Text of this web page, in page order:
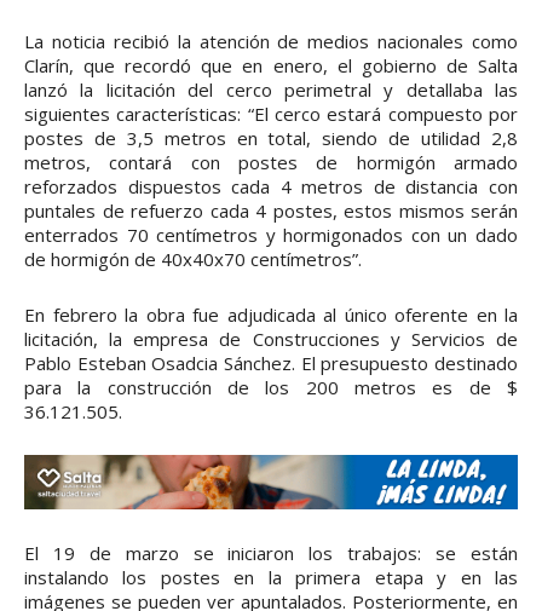
La noticia recibió la atención de medios nacionales como
Clarín, que recordó que en enero, el gobierno de Salta
lanzó la licitación del cerco perimetral y detallaba las
siguientes características: “El cerco estará compuesto por
postes de 3,5 metros en total, siendo de utilidad 2,8
metros, contará con postes de hormigón armado
reforzados dispuestos cada 4 metros de distancia con
puntales de refuerzo cada 4 postes, estos mismos serán
enterrados 70 centímetros y hormigonados con un dado
de hormigón de 40x40x70 centímetros”.
En febrero la obra fue adjudicada al único oferente en la
licitación, la empresa de Construcciones y Servicios de
Pablo Esteban Osadcia Sánchez. El presupuesto destinado
para la construcción de los 200 metros es de $
36.121.505.
El 19 de marzo se iniciaron los trabajos: se están
instalando los postes en la primera etapa y en las
imágenes se pueden ver apuntalados. Posteriormente, en